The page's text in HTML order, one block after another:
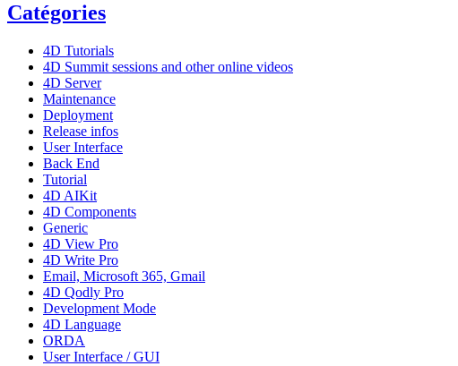
Catégories
4D Tutorials
4D Summit sessions and other online videos
4D Server
Maintenance
Deployment
Release infos
User Interface
Back End
Tutorial
4D AIKit
4D Components
Generic
4D View Pro
4D Write Pro
Email, Microsoft 365, Gmail
4D Qodly Pro
Development Mode
4D Language
ORDA
User Interface / GUI